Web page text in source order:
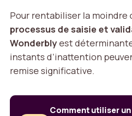
Pour rentabiliser la moindre
processus de saisie et
Wonderblyest
instants d’inattention
remise significative.
Comment utiliser